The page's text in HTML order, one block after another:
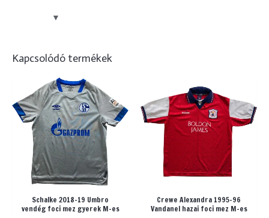
Kapcsolódó termékek
Schalke 2018-19 Umbro
vendég foci mez gyerek M-es
Crewe Alexandra 1995-96
Vandanel hazai foci mez M-es